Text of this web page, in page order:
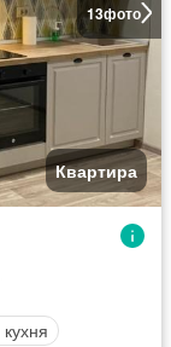
13фото
Квартира